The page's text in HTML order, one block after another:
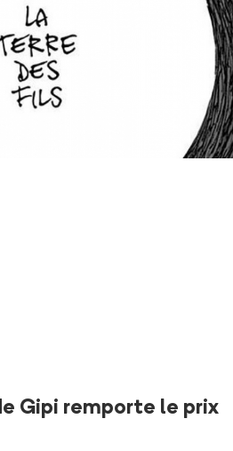
Gipi remporte le prix